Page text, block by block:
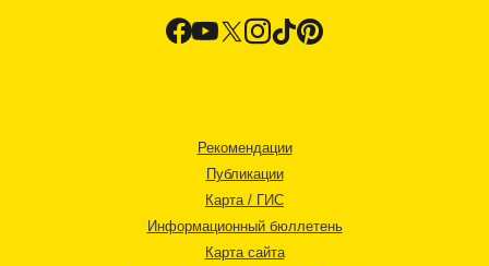
Рекомендации
Публикации
Карта / ГИС
Информационный бюллетень
Карта сайта